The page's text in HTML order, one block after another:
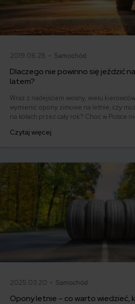
2019.06.28 • Samochód
Dlaczego nie powinno się jeździć
latem?
Wraz z nadejściem wiosny, wielu
wymienić opony zimowe na letnie, czy
na kołach przez cały rok? Choć w Polsce
kwestię. Jazda na oponach zimowych
Czytaj więcej
2025.03.20 • Samochód
Opony letnie – co warto wiedzieć,